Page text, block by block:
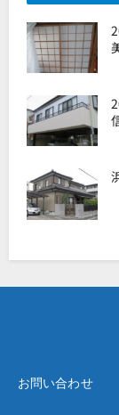
お問い合わせ